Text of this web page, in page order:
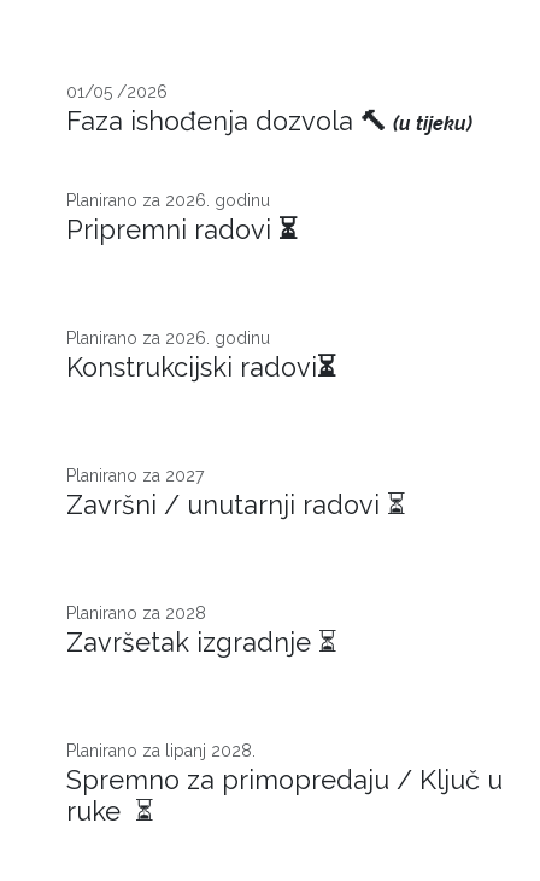
01/05 /2026
Faza ishođenja dozvola 🔨 (u tijeku)
Planirano za 2026. godinu
Pripremni radovi ⏳
Planirano za 2026. godinu
Konstrukcijski radovi⏳
Planirano za 2027​
Završni / unutarnji radovi ⏳
Planirano za 2028
Završetak izgradnje ⏳
Planirano za lipanj 2028.
Spremno za primopredaju / Ključ u
ruke ⏳